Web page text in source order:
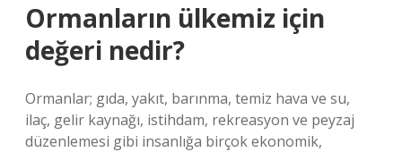
Ormanların ülkemiz için
değeri nedir?
Ormanlar; gıda, yakıt, barınma, temiz hava ve su,
ilaç, gelir kaynağı, istihdam, rekreasyon ve peyzaj
düzenlemesi gibi insanlığa birçok ekonomik,